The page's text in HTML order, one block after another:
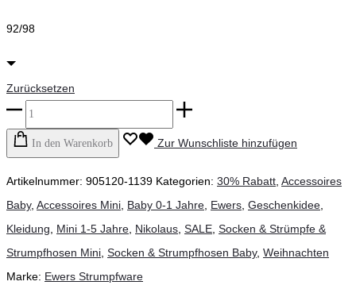
92/98
Zurücksetzen
ewers
-
Babystrumpfhose
Weihnachten
THERMO
Bär,
navy
Menge
In den Warenkorb Zur Wunschliste hinzufügen
Artikelnummer: 905120-1139 Kategorien: 30% Rabatt Accessoires
Baby, Accessoires Mini Baby 0-1 Jahre Ewers Geschenkidee
Kleidung
Mini 1-5 Jahre Nikolaus SALE Socken & Strümpfe &
Strumpfhosen Mini Socken & Strumpfhosen Baby, Weihnachten
Marke: Ewers Strumpfware